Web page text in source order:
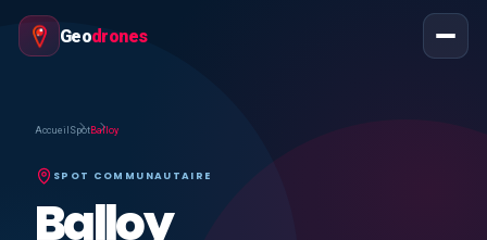
Geodrones
Accueil SpotBalloy
SPOT COMMUNAUTAIRE
Balloy